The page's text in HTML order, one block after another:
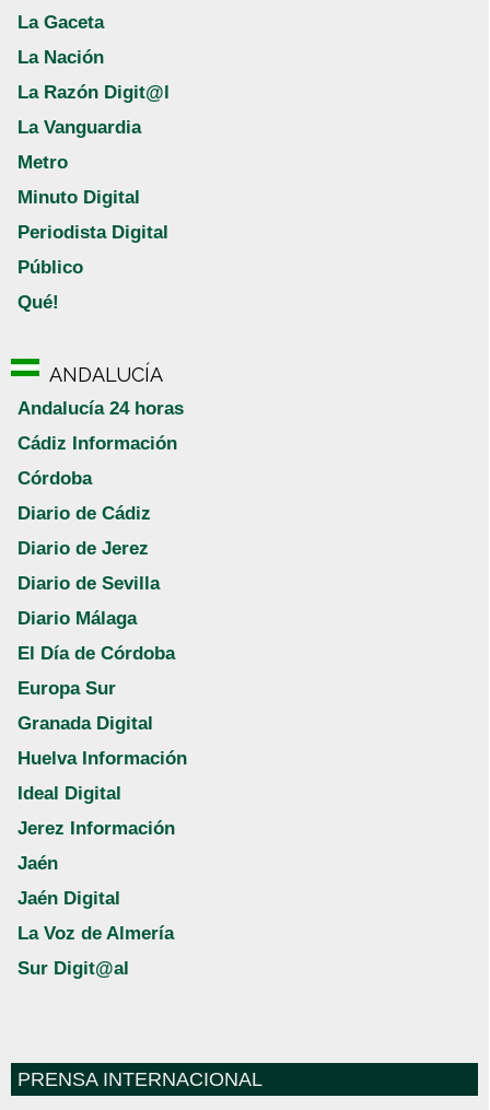
La Gaceta
La Nación
La Razón Digit@l
La Vanguardia
Metro
Minuto Digital
Periodista Digital
Público
Qué!
ANDALUCÍA
Andalucía 24 horas
Cádiz Información
Córdoba
Diario de Cádiz
Diario de Jerez
Diario de Sevilla
Diario Málaga
El Día de Córdoba
Europa Sur
Granada Digital
Huelva Información
Ideal Digital
Jerez Información
Jaén
Jaén Digital
La Voz de Almería
Sur Digit@al
PRENSA INTERNACIONAL